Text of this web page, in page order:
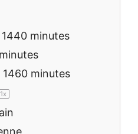
1440 minutes
1460 minutes
1x